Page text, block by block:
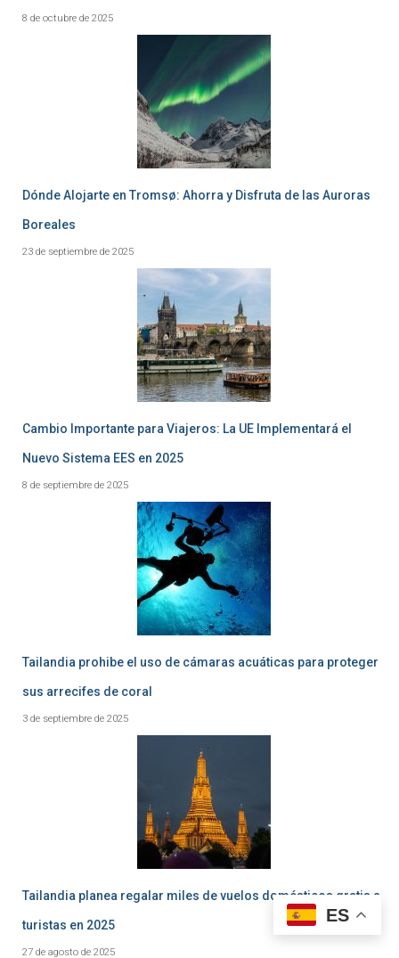
8 de octubre de 2025
Dónde Alojarte en Tromsø: Ahorra y Disfruta de las Auroras
Boreales
23 de septiembre de 2025
Cambio Importante para Viajeros: La UE Implementará el
Nuevo Sistema EES en 2025
8 de septiembre de 2025
Tailandia prohibe el uso de cámaras acuáticas para proteger
sus arrecifes de coral
3 de septiembre de 2025
Tailandia planea regalar miles de vuelos domésticos gratis a
turistas en 2025
27 de agosto de 2025
ES